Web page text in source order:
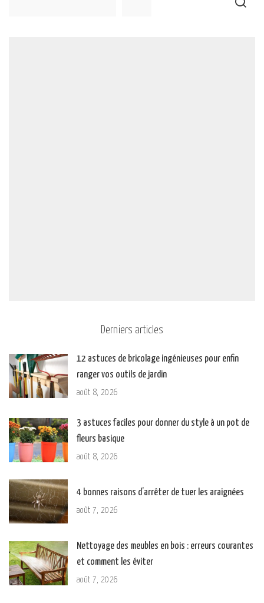
Derniers articles
12 astuces de bricolage ingénieuses pour enfin
ranger vos outils de jardin
août 8, 2026
3 astuces faciles pour donner du style à un pot de
fleurs basique
août 8, 2026
4 bonnes raisons d’arrêter de tuer les araignées
août 7, 2026
Nettoyage des meubles en bois : erreurs courantes
et comment les éviter
août 7, 2026